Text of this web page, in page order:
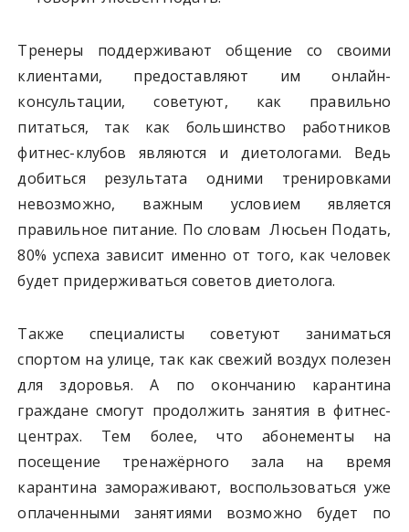
Тренеры поддерживают общение со своими
клиентами, предоставляют им онлайн-
консультации, советуют, как правильно
питаться, так как большинство работников
фитнес-клубов являются и диетологами. Ведь
добиться результата одними тренировками
невозможно, важным условием является
правильное питание. По словам Люсьен Подать,
80% успеха зависит именно от того, как человек
будет придерживаться советов диетолога.
Также специалисты советуют заниматься
спортом на улице, так как свежий воздух полезен
для здоровья. А по окончанию карантина
граждане смогут продолжить занятия в фитнес-
центрах. Тем более, что абонементы на
посещение тренажёрного зала на время
карантина замораживают, воспользоваться уже
оплаченными занятиями возможно будет по